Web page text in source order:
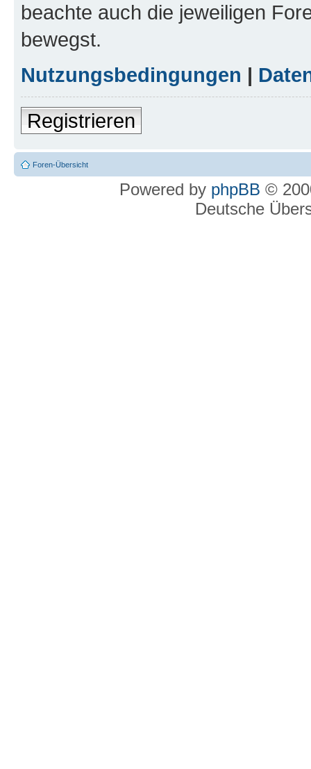
beachte auch die jeweiligen
bewegst.
Nutzungsbedingungen |
Registrieren
Foren-Übersicht
Powered by phpBB ©
Deutsche